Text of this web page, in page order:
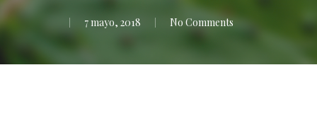
7 mayo, 2018 No Comments